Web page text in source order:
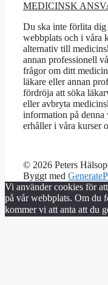
MEDICINSK
Du ska inte förlita dig
webbplats och i våra
alternativ till
annan professionell
frågor om ditt
läkare eller annan
fördröja att söka
eller avbryta
information på denna
erhåller i våra kurser
© 2026 Peters
Byggt med
Vi använder cookies för
på vår webbplats. Om du
kommer vi att anta att du